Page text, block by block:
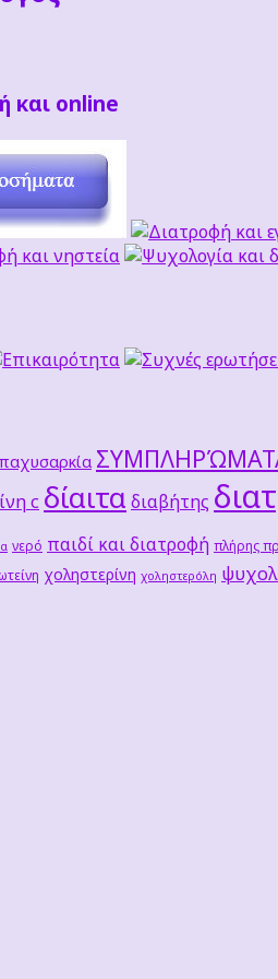
και online
c δίαιτα διαβήτης
νερό παιδί και διατροφή πλήρης
χοληστερίνη χοληστερόλη